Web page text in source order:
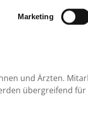
Marketing
und Ärzten.
übergreifend